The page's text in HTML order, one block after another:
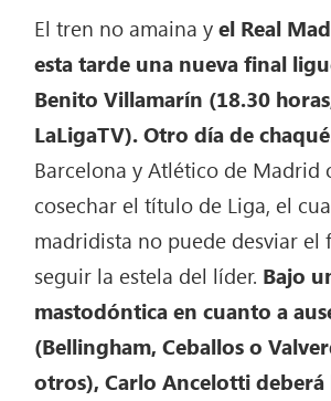
El tren no amaina yel Real
esta tarde una nueva final
Benito Villamarín (18.30
LaLigaTV). Otro día de chaqué
Barcelona y Atlético de Madrid
cosechar el título de Liga, el
madridista no puede desviar el
seguir la estela del líder. Bajo
mastodóntica en cuanto a
(Bellingham, Ceballos o
otros), Carlo Ancelotti deberá